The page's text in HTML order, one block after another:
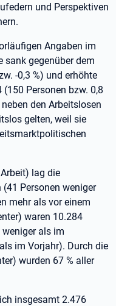
und Perspektiven
Angaben im
sank gegenüber dem
-0,3 %) und erhöhte
Personen bzw. 0,8
den Arbeitslosen
gelten, weil sie
lag die
Personen weniger
mehr als vor einem
waren 10.284
als im
im Vorjahr). Durch die
wurden 67 % aller
insgesamt 2.476